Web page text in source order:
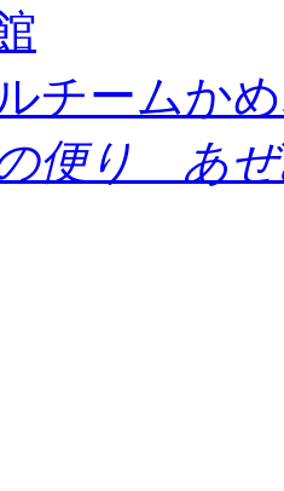
チームか
便り あぜ